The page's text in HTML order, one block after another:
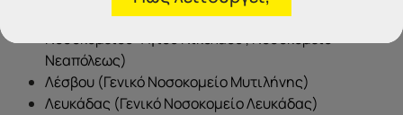
Λασιθίου (Γενικό Νοσοκομείο Λασιθίου,
Νοσοκομείου “Αγίου Νικολάου”, Νοσοκομείο
Νεαπόλεως)
Λέσβου (Γενικό Νοσοκομείο Μυτιλήνης)
Λευκάδας (Γενικό Νοσοκομείο Λευκάδας)